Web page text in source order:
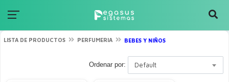
LISTA DE PRODUCTOS PERFUMERIA BEBES Y NIÑOS
Ordenar por: Default